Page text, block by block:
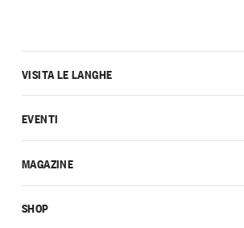
VISITA LE LANGHE
EVENTI
MAGAZINE
SHOP